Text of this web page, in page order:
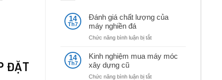
ĐẶT
14
Th7
Đánh giá chất lượng của
máy nghiền đá
Chức năng bình luận bị tắtở
giá
chất
của
14
Th7
Kinh nghiệm mua máy móc
xây dựng cũ
Chức năng bình luận bị tắtở